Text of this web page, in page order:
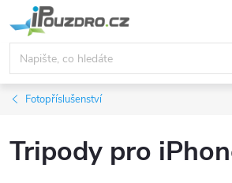
na
obsah
Fotopříslušenství
Tripody pro